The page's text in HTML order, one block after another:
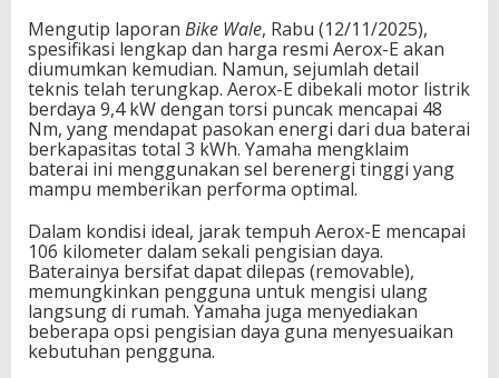
Mengutip laporan Bike Wale, Rabu (12/11/2025),
spesifikasi lengkap dan harga resmi Aerox-E akan
diumumkan kemudian. Namun, sejumlah detail
teknis telah terungkap. Aerox-E dibekali motor listrik
berdaya 9,4 kW dengan torsi puncak mencapai 48
Nm, yang mendapat pasokan energi dari dua baterai
berkapasitas total 3 kWh. Yamaha mengklaim
baterai ini menggunakan sel berenergi tinggi yang
mampu memberikan performa optimal.
Dalam kondisi ideal, jarak tempuh Aerox-E mencapai
106 kilometer dalam sekali pengisian daya.
Baterainya bersifat dapat dilepas (removable),
memungkinkan pengguna untuk mengisi ulang
langsung di rumah. Yamaha juga menyediakan
beberapa opsi pengisian daya guna menyesuaikan
kebutuhan pengguna.